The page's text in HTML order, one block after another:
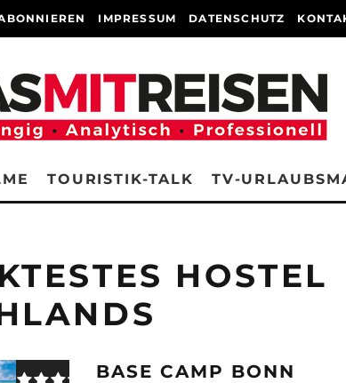
IMPRESSUM DATENSCHUTZ
TOURISTIK-TALK TV-
HOSTEL
BASE CAMP BONN